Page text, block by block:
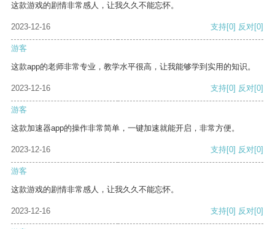
这款游戏的剧情非常感人，让我久久不能忘怀。
2023-12-16 支持[0] 反对[0]
游客
这款app的老师非常专业，教学水平很高，让我能够学到实用的知识。
2023-12-16 支持[0] 反对[0]
游客
这款加速器app的操作非常简单，一键加速就能开启，非常方便。
2023-12-16 支持[0] 反对[0]
游客
这款游戏的剧情非常感人，让我久久不能忘怀。
2023-12-16 支持[0] 反对[0]